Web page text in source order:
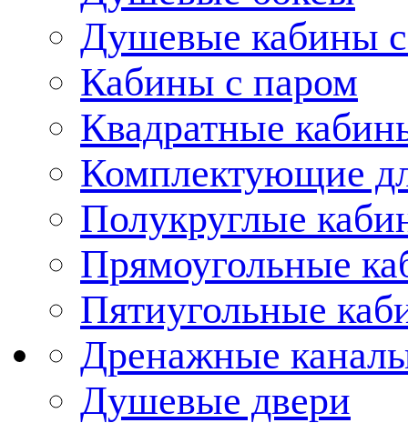
Душевые кабины
Кабины с паром
Квадратные
Комплектующие
Полукруглые
Прямоугольные
Пятиугольные
Дренажные
Душевые двери